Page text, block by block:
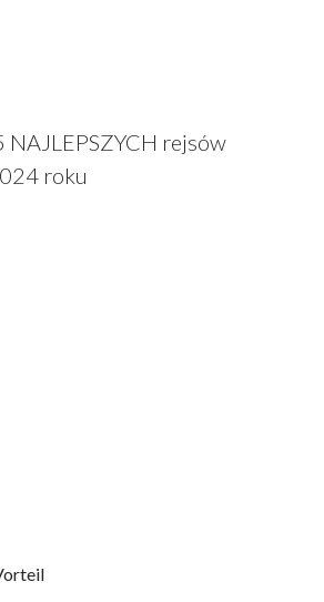
NAJLEPSZYCH rejsów
roku